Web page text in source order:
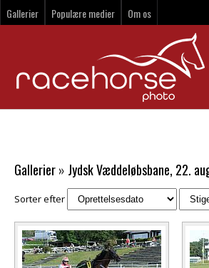
Gallerier Populære medier Om os
Gallerier» Jydsk Væddeløbsbane, 22.
Sorter efter